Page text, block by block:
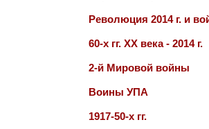
Революция 2014 г. и
60-х гг. ХХ века - 2014 г.
2-й Мировой войны
Воины УПА
1917-50-х гг.